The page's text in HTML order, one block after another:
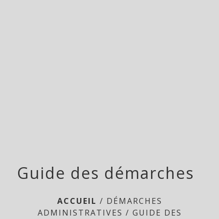
Guide des démarches
ACCUEIL / DÉMARCHES
ADMINISTRATIVES / GUIDE DES